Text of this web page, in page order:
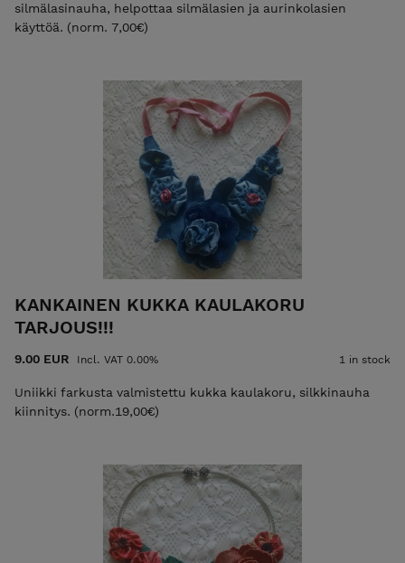
silmälasinauha, helpottaa silmälasien ja aurinkolasien
käyttöä. (norm. 7,00€)
KANKAINEN KUKKA KAULAKORU
TARJOUS!!!
9.00 EUR Incl. VAT 0.00% 1 in stock
Uniikki farkusta valmistettu kukka kaulakoru, silkkinauha
kiinnitys. (norm.19,00€)